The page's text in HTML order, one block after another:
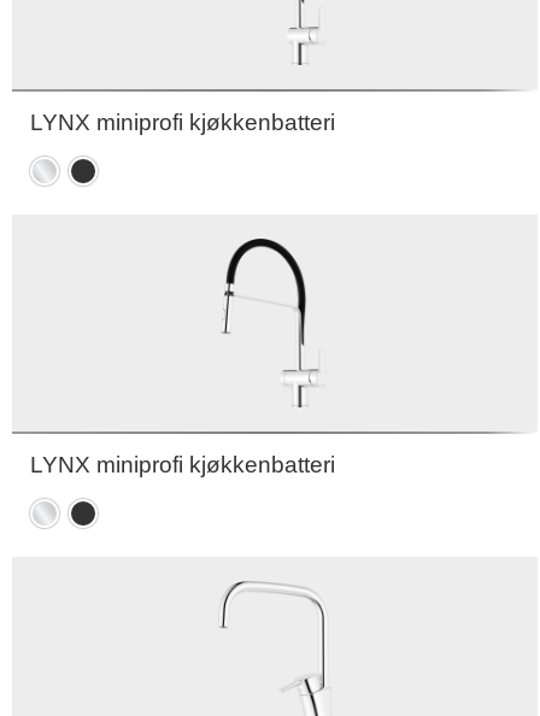
LYNX miniprofi kjøkkenbatteri
KromMatt
LYNX miniprofi kjøkkenbatteri
KromMatt